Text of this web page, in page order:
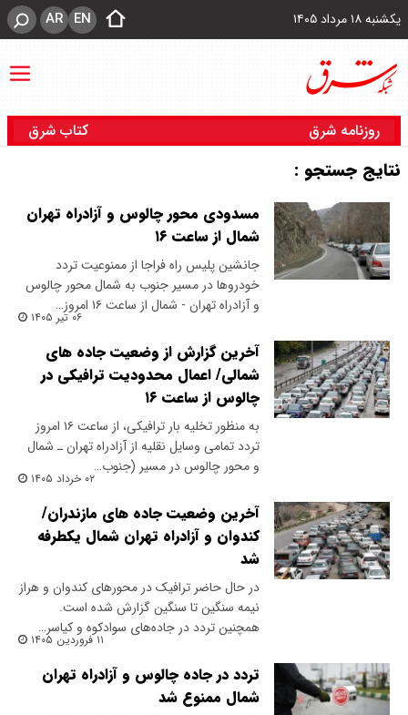
یکشنبه ۱۸ مرداد ۱۴۰۵ EN
AR
روزنامه شرق کتاب شرق
نتایج جستجو :
مسدودی محور چالوس و آزادراه تهران
شمال از ساعت ۱۶
جانشین پلیس راه فراجا از ممنوعیت تردد
خودروها در مسیر جنوب به شمال محور چالوس
و آزادراه تهران - شمال از ساعت ۱۶ امروز…
۰۶ تیر ۱۴۰۵
آخرین گزارش از وضعیت جاده های
شمالی/ اعمال محدودیت ترافیکی در
چالوس از ساعت ۱۶
به منظور تخلیه بار ترافیکی، از ساعت ۱۶ امروز
تردد تمامی وسایل نقلیه از آزادراه تهران ـ شمال
و محور چالوس در مسیر (جنوب…
۰۲ خرداد ۱۴۰۵
آخرین وضعیت جاده های مازندران/
کندوان و آزادراه تهران شمال یکطرفه
شد
در حال حاضر ترافیک در محورهای کندوان و هراز
نیمه سنگین تا سنگین گزارش شده است.
همچنین تردد در جاده‌های سوادکوه و کیاسر…
۱۱ فروردین ۱۴۰۵
تردد در جاده چالوس و آزادراه تهران
شمال ممنوع شد